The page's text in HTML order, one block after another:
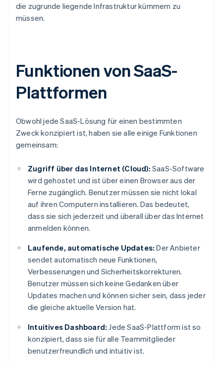
die zugrunde liegende Infrastruktur kümmern zu
müssen.
Funktionen von SaaS-
Plattformen
Obwohl jede SaaS-Lösung für einen bestimmten
Zweck konzipiert ist, haben sie alle einige Funktionen
gemeinsam:
Zugriff über das Internet (Cloud): SaaS-Software
wird gehostet und ist über einen Browser aus der
Ferne zugänglich. Benutzer müssen sie nicht lokal
auf ihren Computern installieren. Das bedeutet,
dass sie sich jederzeit und überall über das Internet
anmelden können.
Laufende, automatische Updates: Der Anbieter
sendet automatisch neue Funktionen,
Verbesserungen und Sicherheitskorrekturen.
Benutzer müssen sich keine Gedanken über
Updates machen und können sicher sein, dass jeder
die gleiche aktuelle Version hat.
Intuitives Dashboard: Jede SaaS-Plattform ist so
konzipiert, dass sie für alle Teammitglieder
benutzerfreundlich und intuitiv ist.